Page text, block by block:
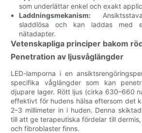
som underlättar enkel och exakt
Laddningsmekanism:
sladdlösa och kan laddas med
nätadapter.
Vetenskapliga principer bakom
Penetration av ljusvåglängder
LED-lamporna i en
specifika våglängder som kan
djupare lager. Rött ljus (cirka 630–660
effektivt för hudens hälsa eftersom det
2–3 millimeter in i huden. Denna
till att ge terapeutiska fördelar till
och fibroblaster finns.